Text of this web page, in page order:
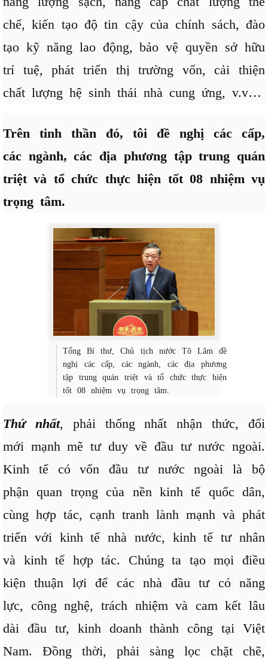
chế, kiến tạo độ tin cậy của chính sách, đào
tạo kỹ năng lao động, bảo vệ quyền sở hữu
trí tuệ, phát triển thị trường vốn, cải thiện
chất lượng hệ sinh thái nhà cung ứng, v.v…
Trên tinh thần đó, tôi đề nghị các cấp,
các ngành, các địa phương tập trung quán
triệt và tổ chức thực hiện tốt 08 nhiệm vụ
trọng tâm.
Tổng Bí thư, Chủ tịch nước Tô Lâm đề
nghị các cấp, các ngành, các địa phương
tập trung quán triệt và tổ chức thực hiện
tốt 08 nhiệm vụ trọng tâm.
Thứ nhất, phải thống nhất nhận thức, đổi
mới mạnh mẽ tư duy về đầu tư nước ngoài.
Kinh tế có vốn đầu tư nước ngoài là bộ
phận quan trọng của nền kinh tế quốc dân,
cùng hợp tác, cạnh tranh lành mạnh và phát
triển với kinh tế nhà nước, kinh tế tư nhân
và kinh tế hợp tác. Chúng ta tạo mọi điều
kiện thuận lợi để các nhà đầu tư có năng
lực, công nghệ, trách nhiệm và cam kết lâu
dài đầu tư, kinh doanh thành công tại Việt
Nam. Đồng thời, phải sàng lọc chặt chẽ,